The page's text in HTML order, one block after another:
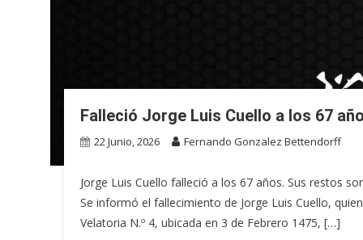
Falleció Jorge Luis Cuello a los 67
22 Junio, 2026 Fernando Gonzalez Bettendorff
Jorge Luis Cuello falleció a los 67 años. Sus restos
Se informó el fallecimiento de Jorge Luis Cuello,
Velatoria N.º 4, ubicada en 3 de Febrero 1475, […]